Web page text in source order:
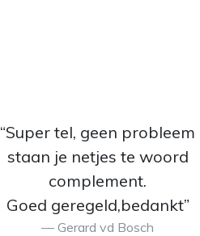
“Super tel, geen probleem
staan je netjes te woord
complement.
Goed geregeld,bedankt”
Gerard vd Bosch